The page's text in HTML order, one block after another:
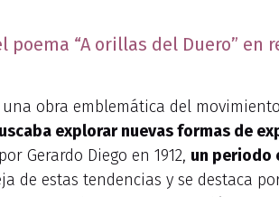
“A orillas del Duero” en
obra emblemática del
explorar nuevas formas de
Gerardo Diego en 1912, un periodo
de estas tendencias y se destaca